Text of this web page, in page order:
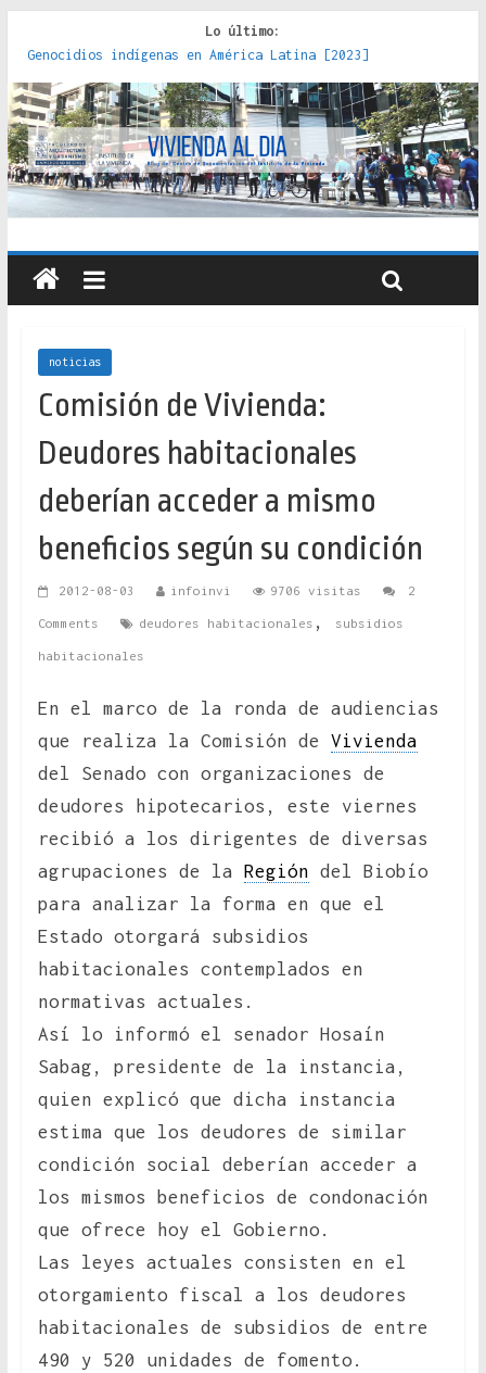
Lo último:
Genocidios indígenas en América Latina [2023]
Estudios sobre la espacialización de los Estados :
políticas, prácticas y representaciones [2022]
Donde el pedernal choca con el acero : hacia una teoría
crítica de las fronteras latinoamericanas [2020]
Criterios técnicos para una vivienda adecuada [2019]
Red de consultorios de la Caja del Seguro Obrero en
Santiago : un patrimonio emblemático [2014]
noticias
Comisión de Vivienda:
Deudores habitacionales
deberían acceder a mismo
beneficios según su condición
2012-08-03 infoinvi 9706 visitas 2
Comments deudores habitacionales , subsidios
habitacionales
En el marco de la ronda de audiencias
que realiza la Comisión de Vivienda
del Senado con organizaciones de
deudores hipotecarios, este viernes
recibió a los dirigentes de diversas
agrupaciones de la Región del Biobío
para analizar la forma en que el
Estado otorgará subsidios
habitacionales contemplados en
normativas actuales.
Así lo informó el senador Hosaín
Sabag, presidente de la instancia,
quien explicó que dicha instancia
estima que los deudores de similar
condición social deberían acceder a
los mismos beneficios de condonación
que ofrece hoy el Gobierno.
Las leyes actuales consisten en el
otorgamiento fiscal a los deudores
habitacionales de subsidios de entre
490 y 520 unidades de fomento.